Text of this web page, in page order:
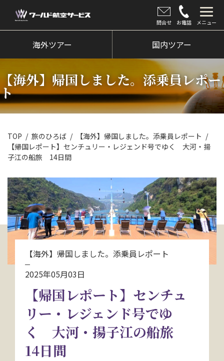
問合せ お電話 メニュー
海外ツアー
国内ツアー
クルーズツアー
ツアー催行状況
旅のひろば
イベント
新着情報
会社情報
お問い合わせ
電話にてお問い合わせ
海外ツアー 国内ツアー
【海外】帰国しました。添乗員レポー
ト
TOP 旅のひろば
【海外】帰国しました。添乗員レポート
【帰国レポート】センチュリー・レジェンド号でゆく 大河・揚
子江の船旅 14日間
【海外】帰国しました。添乗員レポート
2025年05月03日
【帰国レポート】センチュ
リー・レジェンド号でゆ
く 大河・揚子江の船旅
14日間